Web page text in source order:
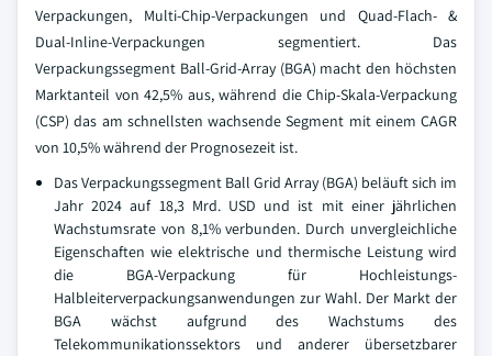
Verpackungen, Multi-Chip-Verpackungen und Quad-Flach- &
Dual-Inline-Verpackungen segmentiert. Das
Verpackungssegment Ball-Grid-Array (BGA) macht den höchsten
Marktanteil von 42,5% aus, während die Chip-Skala-Verpackung
(CSP) das am schnellsten wachsende Segment mit einem CAGR
von 10,5% während der Prognosezeit ist.
Das Verpackungssegment Ball Grid Array (BGA) beläuft sich im
Jahr 2024 auf 18,3 Mrd. USD und ist mit einer jährlichen
Wachstumsrate von 8,1% verbunden. Durch unvergleichliche
Eigenschaften wie elektrische und thermische Leistung wird
die BGA-Verpackung für Hochleistungs-
Halbleiterverpackungsanwendungen zur Wahl. Der Markt der
BGA wächst aufgrund des Wachstums des
Telekommunikationssektors und anderer übersetzbarer